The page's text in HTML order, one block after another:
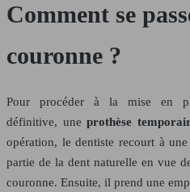
Comment se
couronne ?
Pour procéder à la mise en
définitive, une prothèse
opération, le dentiste recourt à
partie de la dent naturelle en vue
couronne. Ensuite, il prend une